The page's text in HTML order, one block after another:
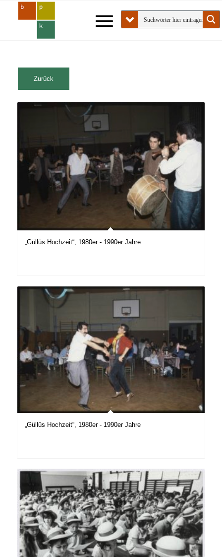
„Güllüs Hochzeit“, 1980er - 1990er Jahre
„Güllüs Hochzeit“, 1980er - 1990er Jahre